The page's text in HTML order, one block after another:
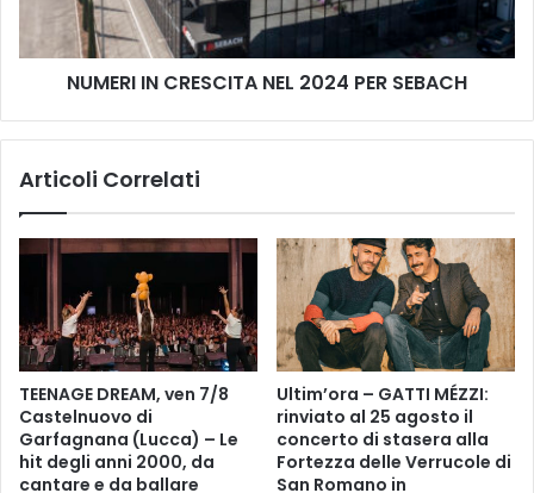
C
m
e
n
a
n
o
p
e
r
C
I
N
2
0
4
P
E
R
NUMERI IN CRESCITA NEL 2024 PER SEBACH
Articoli Correlati
TEENAGE DREAM, ven 7/8
Castelnuovo di
Garfagnana (Lucca) – Le
hit degli anni 2000, da
cantare e da ballare
Ultim’ora – GATTI MÉZZI:
rinviato al 25 agosto il
concerto di stasera alla
Fortezza delle Verrucole di
San Romano in